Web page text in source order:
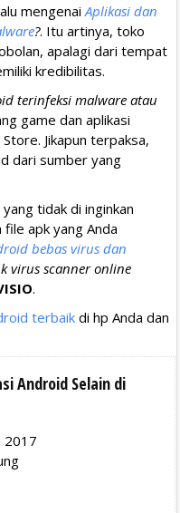
mengenai Aplikasi dan
?. Itu artinya, toko
apalagi dari tempat
kredibilitas.
terinfeksi malware atau
game dan aplikasi
Jikapun terpaksa,
dari sumber yang
tidak di inginkan
apk yang Anda
bebas virus dan
virus scanner online
.
terbaik di hp Anda dan
Android Selain di
2017